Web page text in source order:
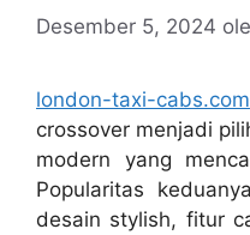
Desember 5, 2024
london-taxi-cabs.com
crossover menjadi
modern yang
Popularitas
desain stylish, fitur